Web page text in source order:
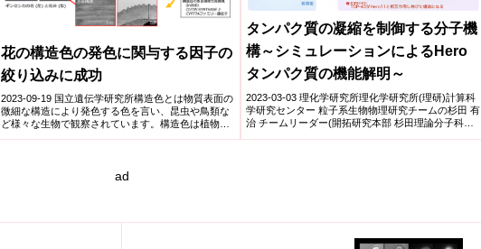
花の構造色の発色に関与する因子の
絞り込みに成功
2023-09-19 国立遺伝学研究所構造色とは物質表面の
微細な構造により発色する色を言い、昆虫や鳥類な
ど様々な生物で観察されています。構造色は植物の
タンパク質の凝縮を制御する分子機
構～シミュレーションによるHero
タンパク質の機能解明～
2023-03-03 理化学研究所理化学研究所(理研)計算科
学研究センター 粒子系生物物理研究チームの杉田 有
治 チームリーダー(開拓研究本部 杉田理論分子科
ad